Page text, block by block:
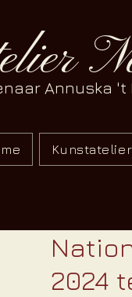
Annuska 't
2024